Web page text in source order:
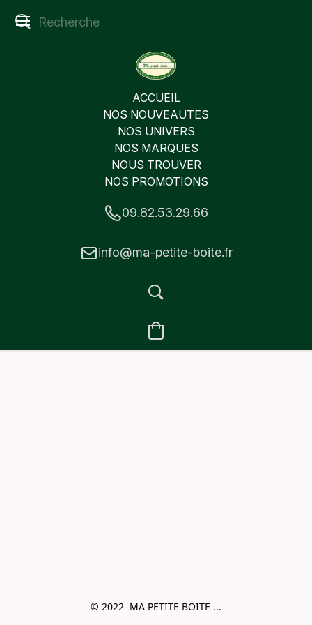
ACCUEIL
NOS NOUVEAUTES
NOS UNIVERS
NOS MARQUES
NOUS TROUVER
NOS PROMOTIONS
09.82.53.29.66
info@ma-petite-boite.fr
© 2022  MA PETITE BOITE ...